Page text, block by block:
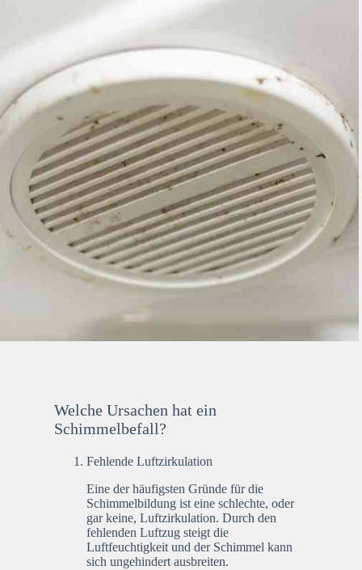
Welche Ursachen hat ein
Schimmelbefall?
Fehlende Luftzirkulation
Eine der häufigsten Gründe für die
Schimmelbildung ist eine schlechte, oder
gar keine, Luftzirkulation. Durch den
fehlenden Luftzug steigt die
Luftfeuchtigkeit und der Schimmel kann
sich ungehindert ausbreiten.